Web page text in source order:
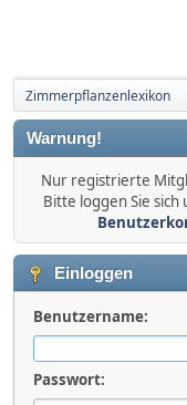
Zimmerpflanzenlexikon
Warnung!
Nur registrierte
Bitte loggen Sie
Einloggen
Benutzername:
Passwort: